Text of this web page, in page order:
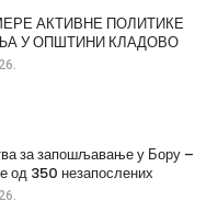
АКТИВНЕ ПОЛИТИКЕ
У ОПШТИНИ КЛАДОВО
за запошљавање у Бору –
од 350 незапослених